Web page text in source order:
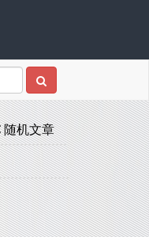
随机文章